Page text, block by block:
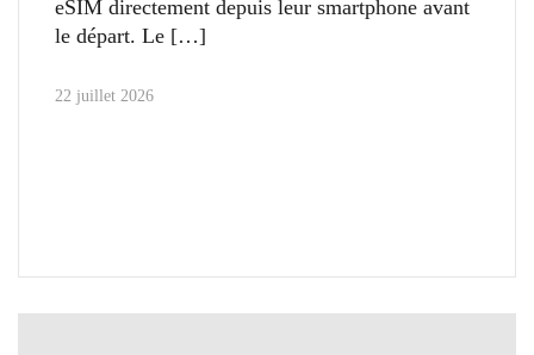
eSIM directement depuis leur smartphone avant
le départ. Le
22 juillet 2026